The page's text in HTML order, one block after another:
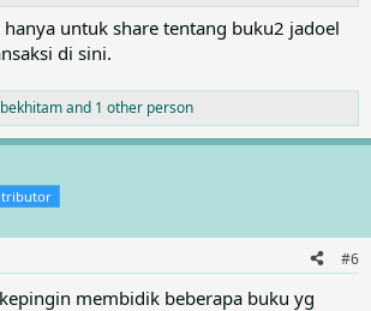
untuk share tentang buku2 jadoel
di sini.
and 1 other person
#6
membidik beberapa buku yg